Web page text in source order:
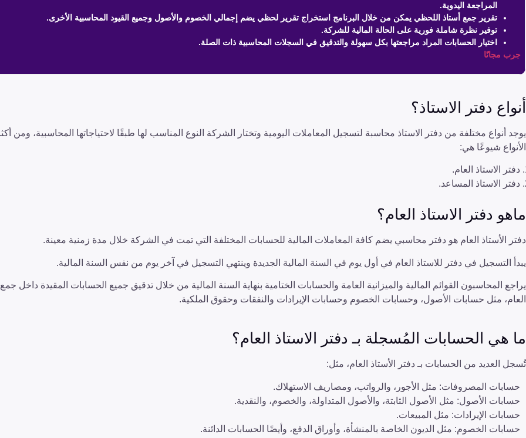
المراجعة اليدوية.
تقرير جمع أستاذ اللحظي يمكن من خلال البرنامج استخراج تقرير لحظي يضم إجمالي الخصوم والأصول وجميع القيود المحاسبية الأخرى.
توفير نظرة شاملة فورية على الحالة المالية للشركة.
اختيار الحسابات المراد مراجعتها بكل سهولة والتدقيق في السجلات المحاسبية ذات الصلة.
جرب مجانًا
أنواع دفتر الاستاذ؟
يوجد أنواع مختلفة من دفتر الاستاذ محاسبة لتسجيل المعاملات اليومية وتختار الشركة النوع المناسب لها طبقًا لاحتياجاتها المحاسبية، ومن
الأنواع شيوعًا هي:
دفتر الاستاذ العام.
دفتر الاستاذ المساعد.
ماهو دفتر الاستاذ العام؟
دفتر الأستاذ العام هو دفتر محاسبي يضم كافة المعاملات المالية للحسابات المختلفة التي تمت في الشركة خلال مدة زمنية معينة.
يبدأ التسجيل في دفتر للاستاذ العام في أول يوم في السنة المالية الجديدة وينتهي التسجيل في آخر يوم من نفس السنة المالية.
يراجع المحاسبون القوائم المالية والميزانية العامة والحسابات الختامية بنهاية السنة المالية من خلال تدقيق جميع الحسابات المقيدة داخل
العام، مثل حسابات الأصول، وحسابات الخصوم وحسابات الإيرادات والنفقات وحقوق الملكية.
ما هي الحسابات المُسجلة بـ دفتر الاستاذ العام؟
تُسجل العديد من الحسابات بـ دفتر الأستاذ العام، مثل:
حسابات المصروفات: مثل الأجور، والرواتب، ومصاريف الاستهلاك.
حسابات الأصول: مثل الأصول الثابتة، والأصول المتداولة، والخصوم، والنقدية.
حسابات الإيرادات: مثل المبيعات.
حسابات الخصوم: مثل الديون الخاصة بالمنشأة، وأوراق الدفع، وأيضًا الحسابات الدائنة.